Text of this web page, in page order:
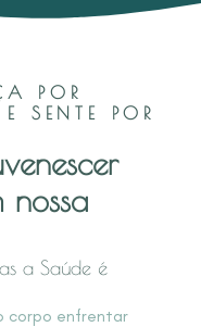
POR
SENTE POR
a Saúde é
corpo enfrentar